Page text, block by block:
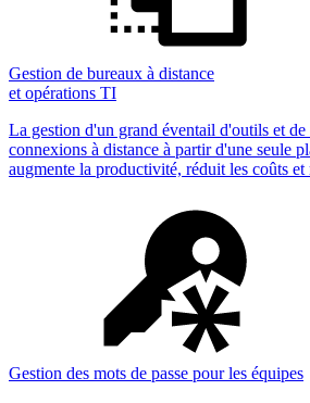
Gestion de bureaux à distance
et opérations TI
La gestion d'un grand éventail d'outils et de
connexions à distance à partir d'une seule
augmente la productivité, réduit les coûts et
Gestion des mots de passe pour les équipes